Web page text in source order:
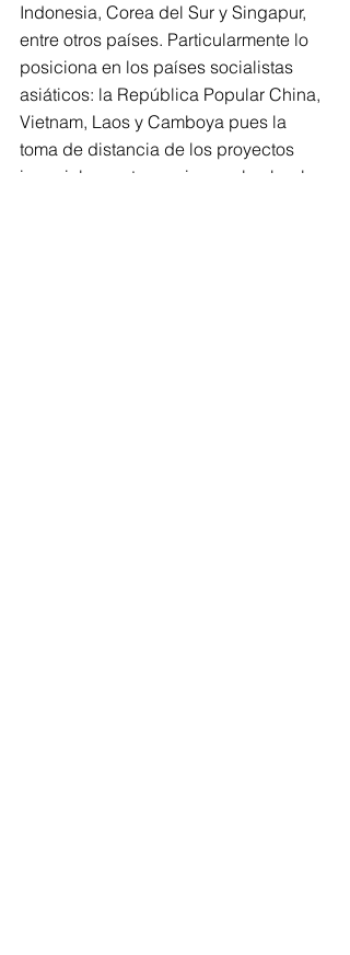
Indonesia, Corea del Sur y Singapur,
entre otros países. Particularmente lo
posiciona en los países socialistas
asiáticos: la República Popular China,
Vietnam, Laos y Camboya pues la
toma de distancia de los proyectos
imperiales norteamericanos le abre las